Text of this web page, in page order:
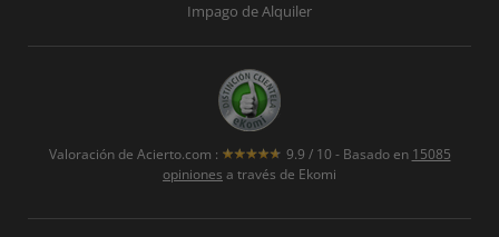
Impago de Alquiler
Valoración de Acierto.com : 9.9 / 10 - Basado en 15085
opiniones a través de Ekomi